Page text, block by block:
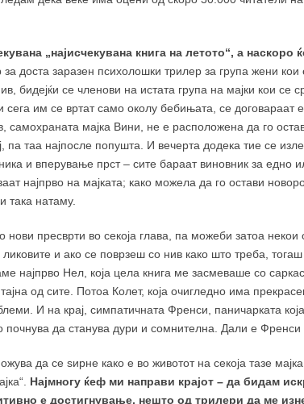
„најисчекувана книга на летото“, а
доста заразен психолошки трилер за група жени кои
бидејќи се членови на истата група на мајки кои се
сега им се вртат само околу бебињата, се договараат
самохраната мајка Вини, не е расположена да го
па таа најпосле попушта. И вечерта додека тие се
и вперување прст – сите бараат виновник за едно
најпрво на мајката; како можела да го остави
така натаму.
пресврти во секоја глава, па можеби затоа
и ако се поврзеш со нив како што треба,
најпрво Нел, која цела книга ме засмеваше со
од сите. Потоа Колет, која очигледно има
И на крај, симпатичната Френси, паничарката
да станува дури и сомнителна. Дали е
да се ѕирне како е во животот на секоја тазе
Најмногу ќеф ми направи крајот – да бидам
е достигнување, нешто од трилери да ме